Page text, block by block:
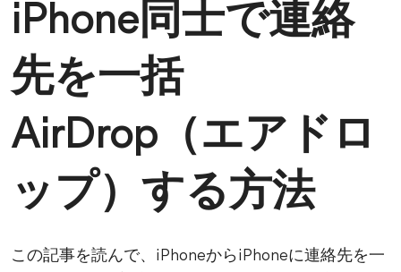
iPhone同士で連絡
先を一括
AirDrop（エアドロ
ップ）する方法
この記事を読んで、iPhoneからiPhoneに連絡先を一